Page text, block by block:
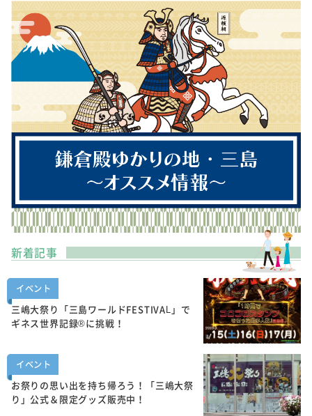
新着記事
イベント
三嶋大祭り「三島ワールドFESTIVAL」で
ギネス世界記録®に挑戦！
イベント
お祭りの思い出を持ち帰ろう！「三嶋大祭
り」公式＆限定グッズ販売中！